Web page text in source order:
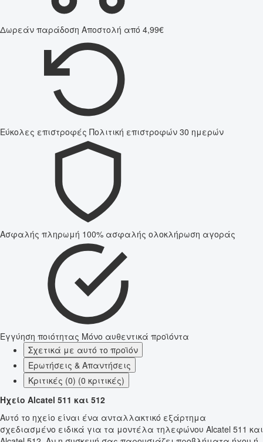
Δωρεάν παράδοση Αποστολή από 4,99€
Εύκολες επιστροφές Πολιτική επιστροφών 30 ημερών
Ασφαλής πληρωμή 100% ασφαλής ολοκλήρωση αγοράς
Εγγύηση ποιότητας Μόνο αυθεντικά προϊόντα
Σχετικά με αυτό το προϊόν
Ερωτήσεις & Απαντήσεις
Κριτικές (0) (0 κριτικές)
Ηχείο Alcatel 511 και 512
Αυτό το ηχείο είναι ένα ανταλλακτικό εξάρτημα
σχεδιασμένο ειδικά για τα μοντέλα τηλεφώνου Alcatel 511 και